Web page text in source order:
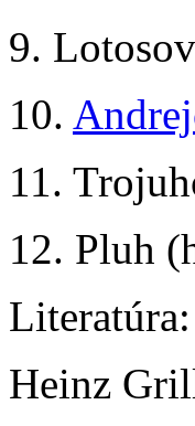
9.
10.
11.
12. Pluh
Literatúra:
Heinz